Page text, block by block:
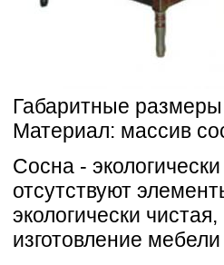
Габаритные
Материал: массив
Сосна -
отсутствуют
экологически
изготовление